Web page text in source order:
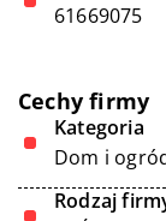
61669075
Cechy firmy
Kategoria
Dom i
Rodzaj